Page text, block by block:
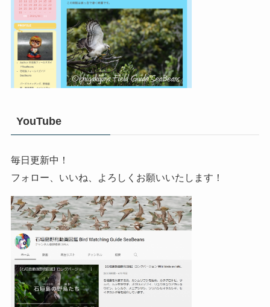
YouTube
毎日更新中！
フォロー、いいね、よろしくお願いいたします！